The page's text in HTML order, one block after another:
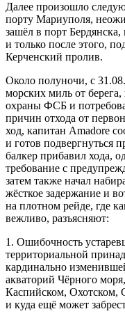
Далее произошло
порту Мариуполя,
зашёл в порт Бердянска,
и только после этого,
Керченский пролив.
Около полуночи, с
морских миль от
охраны ФСБ и
причин отхода от
ход, капитан Amadore
и готов подвергнуться
балкер прибавил хода,
требование с
затем также начал
жёсткое задержание и
на плотном рейде, где
вежливо, разъясняют:
1. Ошибочность
территориальной
кардинально
акваторий Чёрного
Каспийском, Охотском,
и куда ещё может